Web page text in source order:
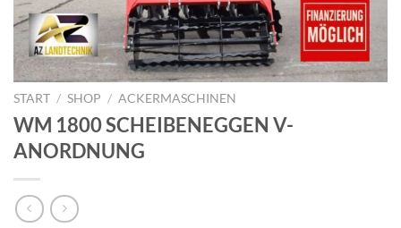
START / SHOP / ACKERMASCHINEN
WM 1800 SCHEIBENEGGEN V-
ANORDNUNG